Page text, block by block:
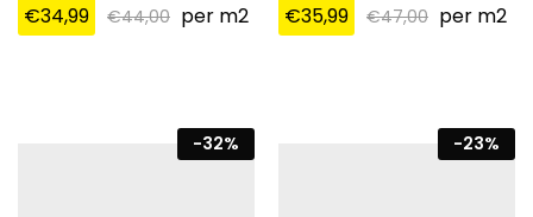
€34,99 €44,00 per m2 €35,99 €47,00 per m2
-32% -23%